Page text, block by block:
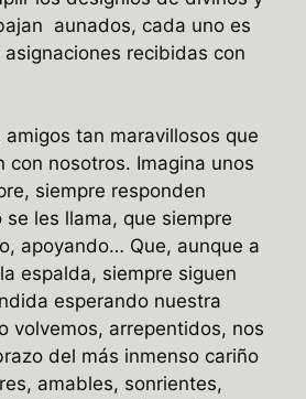
aunados, cada uno es
recibidas con
amigos tan maravillosos que
con nosotros. Imagina unos
siempre responden
se les llama, que siempre
apoyando… Que, aunque a
espalda, siempre siguen
esperando nuestra
volvemos, arrepentidos, nos
del más inmenso cariño
amables, sonrientes,